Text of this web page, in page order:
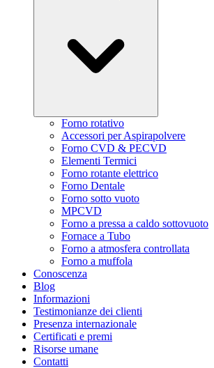
Forno rotativo
Accessori per Aspirapolvere
Forno CVD & PECVD
Elementi Termici
Forno rotante elettrico
Forno Dentale
Forno sotto vuoto
MPCVD
Forno a pressa a caldo sottovuoto
Fornace a Tubo
Forno a atmosfera controllata
Forno a muffola
Conoscenza
Blog
Informazioni
Testimonianze dei clienti
Presenza internazionale
Certificati e premi
Risorse umane
Contatti